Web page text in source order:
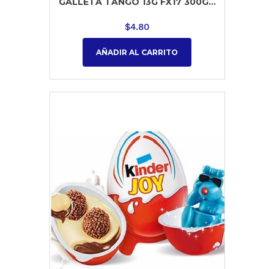
$4.80
AÑADIR AL CARRITO